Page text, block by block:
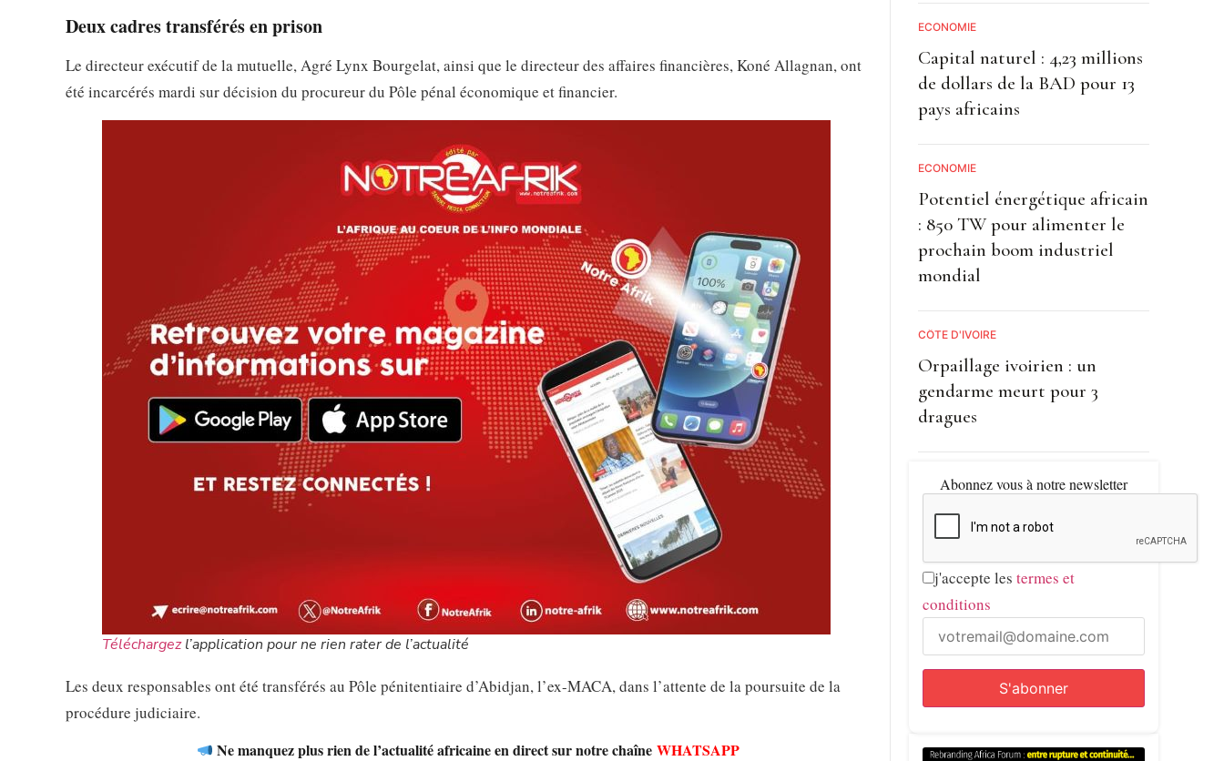
Deux cadres transférés en prison
Le directeur exécutif de la mutuelle, Agré Lynx Bourgelat, ainsi que le directeur des affaires financières, Koné Allagnan, ont
été incarcérés mardi sur décision du procureur du Pôle pénal économique et financier.
Téléchargezl’application pour ne rien rater de l’actualité
Les deux responsables ont été transférés au Pôle pénitentiaire d’Abidjan, l’ex-MACA, dans l’attente de la poursuite de la
procédure judiciaire.
Ne manquez plus rien de l’actualité africaine en direct sur notre chaîneWHATSAPP
ECONOMIE
Capital naturel : 4,23 millions
de dollars de la BAD pour 13
pays africains
ECONOMIE
Potentiel énergétique africain
: 850 TW pour alimenter le
prochain boom industriel
mondial
CÔTE D'IVOIRE
Orpaillage ivoirien : un
gendarme meurt pour 3
dragues
Abonnez vous à notre newsletter
j'accepte les termes et
conditions